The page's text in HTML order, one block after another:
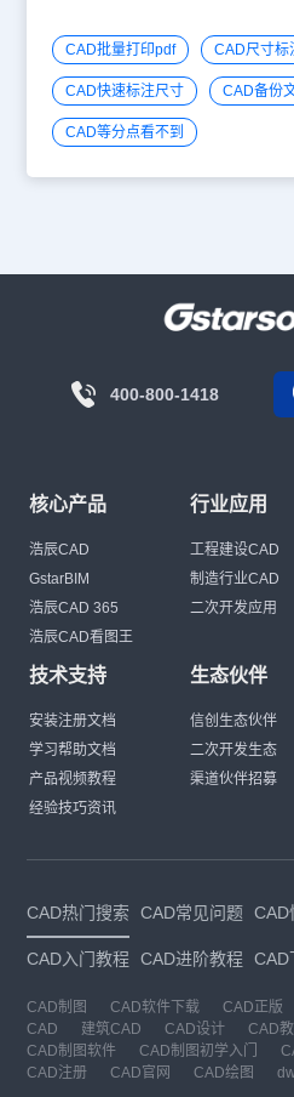
CAD批量打印pdf CAD尺寸标
CAD快速标注尺寸 CAD备份
CAD等分点看不到
400-800-1418
核心产品
浩辰CAD
GstarBIM
浩辰CAD 365
浩辰CAD看图王
行业应用
工程建设CAD
制造行业CAD
二次开发应用
技术支持
安装注册文档
学习帮助文档
产品视频教程
经验技巧资讯
生态伙伴
信创生态伙伴
二次开发生态
渠道伙伴招募
CAD热门搜索 CAD常见问题 CAD
CAD入门教程 CAD进阶教程 CAD
CAD制图 CAD软件下载 CAD正版
CAD
建筑CAD CAD设计 CAD
CAD制图软件
CAD制图初学入门
CAD注册
CAD官网 CAD绘图